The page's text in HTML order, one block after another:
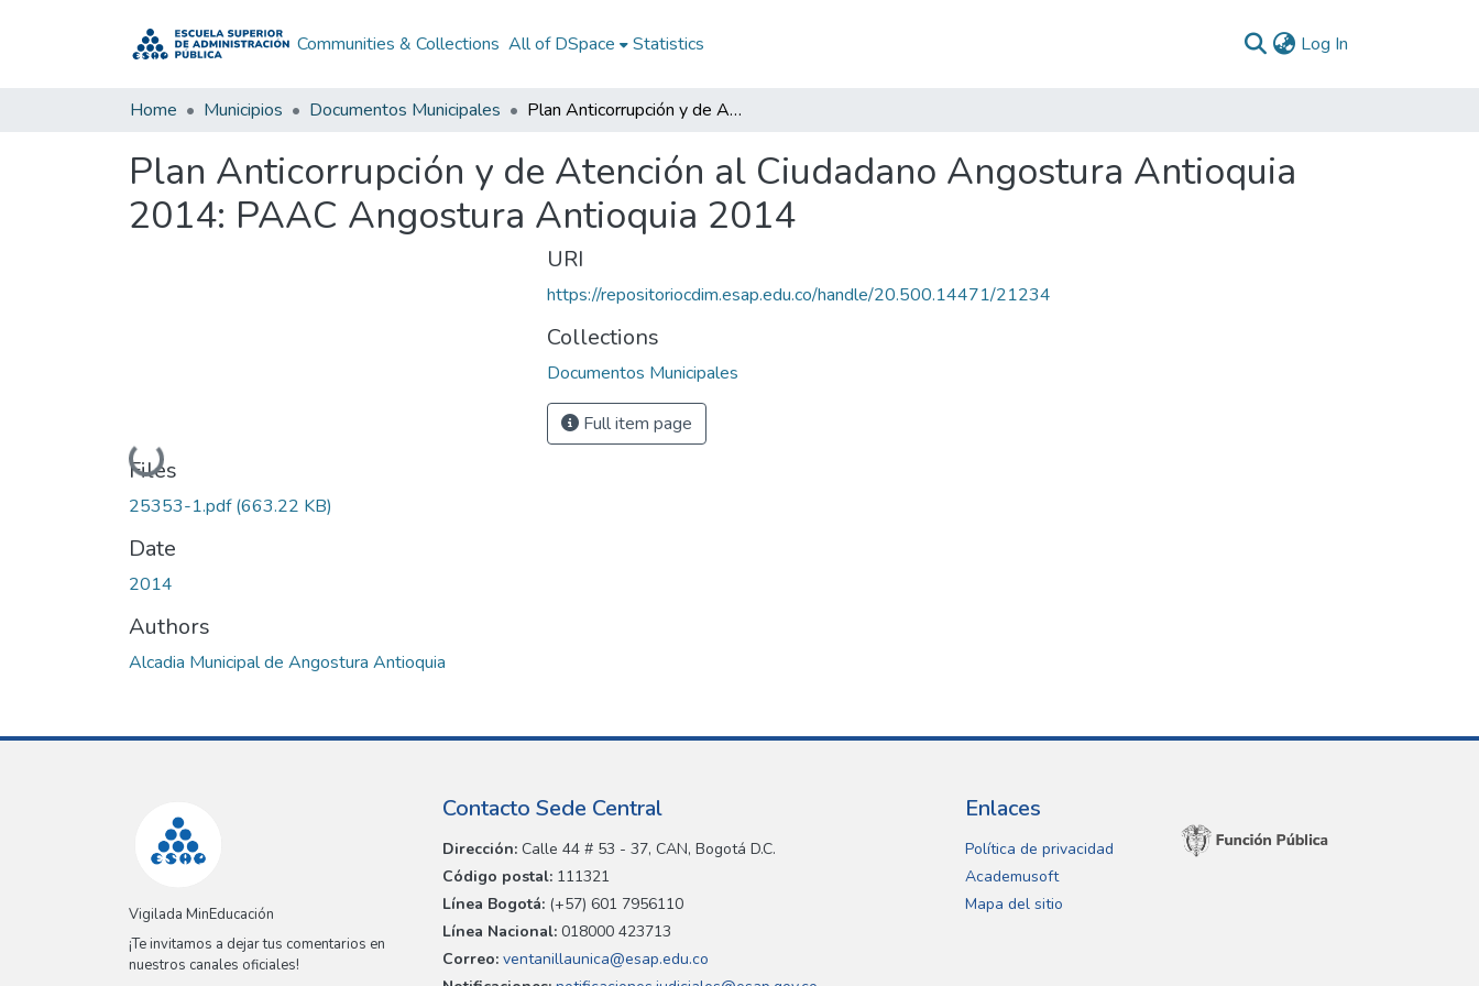
Communities & Collections All of DSpace Statistics Log In
Home Municipios Documentos Municipales Plan Anticorrupción y de Atención al Ciudadano Angostura Antioquia 2014: PAAC Angostura Antioquia 2014
Plan Anticorrupción y de Atención al Ciudadano Angostura Antioquia
2014: PAAC Angostura Antioquia 2014
Loading...
Files
25353-1.pdf(663.22 KB)
Date
2014
Authors
Alcadia Municipal de Angostura Antioquia
URI
https://repositoriocdim.esap.edu.co/handle/20.500.14471/21234
Collections
Documentos Municipales
Full item page
Vigilada MinEducación
¡Te invitamos a dejar tus comentarios en
nuestros canales oficiales!
Contacto Sede Central
Dirección: Calle 44 # 53 - 37, CAN, Bogotá D.C.
Código postal: 111321
Línea Bogotá: (+57) 601 7956110
Línea Nacional: 018000 423713
Correo: ventanillaunica@esap.edu.co
Enlaces
Política de privacidad
Academusoft
Mapa del sitio